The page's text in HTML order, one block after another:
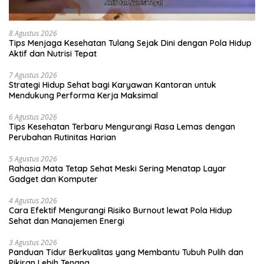
8 Agustus 2026
Tips Menjaga Kesehatan Tulang Sejak Dini dengan Pola Hidup
Aktif dan Nutrisi Tepat
7 Agustus 2026
Strategi Hidup Sehat bagi Karyawan Kantoran untuk
Mendukung Performa Kerja Maksimal
6 Agustus 2026
Tips Kesehatan Terbaru Mengurangi Rasa Lemas dengan
Perubahan Rutinitas Harian
5 Agustus 2026
Rahasia Mata Tetap Sehat Meski Sering Menatap Layar
Gadget dan Komputer
4 Agustus 2026
Cara Efektif Mengurangi Risiko Burnout lewat Pola Hidup
Sehat dan Manajemen Energi
3 Agustus 2026
Panduan Tidur Berkualitas yang Membantu Tubuh Pulih dan